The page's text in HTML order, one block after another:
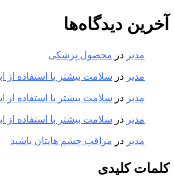
آخرین دیدگاه‌ها
مدیر در محصول پزشکی
مدیر در سلامت بیشتر با استفاده از
مدیر در سلامت بیشتر با استفاده از
مدیر در سلامت بیشتر با استفاده از
مدیر در مراقب چشم هایتان باشید
کلمات کلیدی